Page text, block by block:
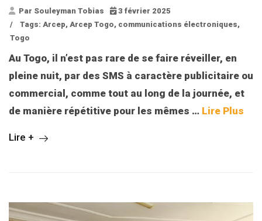
Par Souleyman Tobias
3 février 2025
/
Tags: Arcep, Arcep Togo, communications électroniques,
Togo
Au Togo, il n’est pas rare de se faire réveiller, en
pleine nuit, par des SMS à caractère publicitaire ou
commercial, comme tout au long de la journée, et
de manière répétitive pour les mêmes … Lire Plus
Lire +